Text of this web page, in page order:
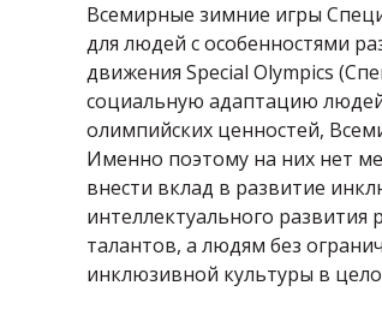
Всемирные зимние игры
для людей с особенностями
движения Special Olympics
социальную адаптацию
олимпийских ценностей,
Именно поэтому на них нет
внести вклад в развитие
интеллектуального
талантов, а людям без
инклюзивной культуры в